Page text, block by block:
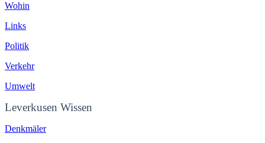
Wohin
Links
Politik
Verkehr
Umwelt
Leverkusen Wissen
Denkmäler